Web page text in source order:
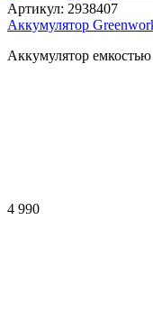
Артикул: 2938407
Аккумулятор
Аккумулятор
4 990